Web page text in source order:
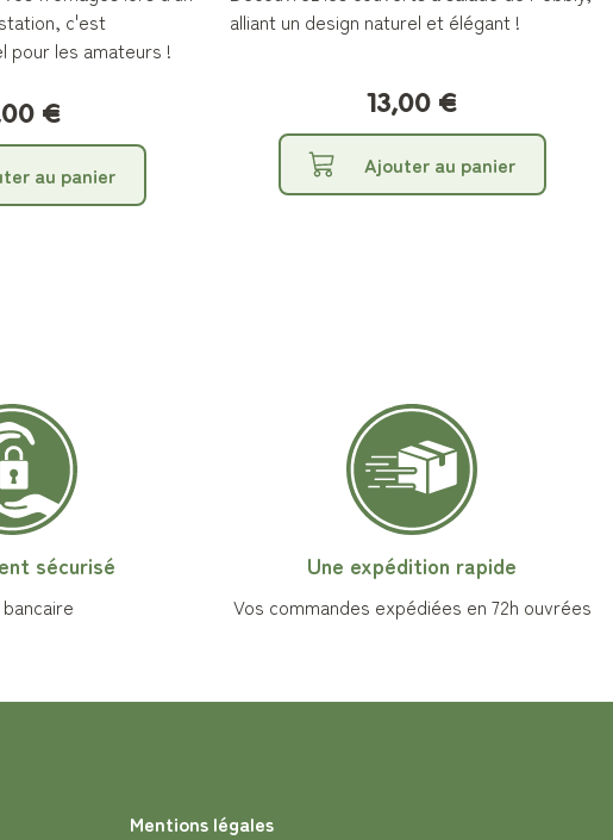
c'est
pour les amateurs !
€
au panier
alliant un design naturel et élégant !
13,00 €
Ajouter au panier
sécurisé Une expédition rapide
Vos commandes expédiées en 72h ouvrées
Mentions légales